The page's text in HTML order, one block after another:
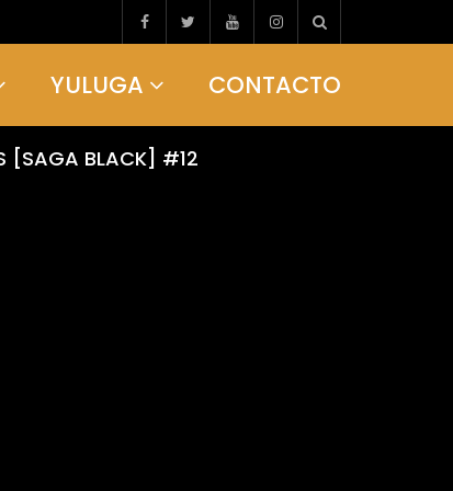
YULUGA CONTACTO
[SAGA BLACK] #12